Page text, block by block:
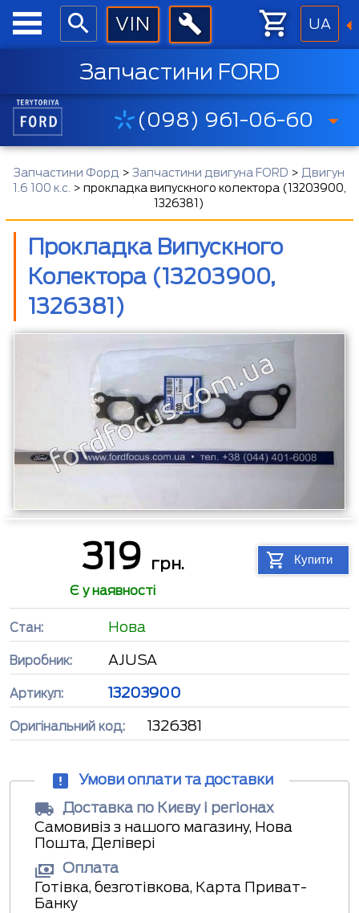
UA
Запчастини FORD
(098) 961-06-60
Запчастини Форд >Запчастини двигуна FORD > Двигун
1.6 100 к.с. > прокладка випускного колектора (13203900,
1326381)
Прокладка Випускного
Колектора (13203900,
1326381)
319 грн. Купити
Є у наявності
Стан: Нова
Виробник: AJUSA
Артикул: 13203900
Оригінальний код: 1326381
Умови оплати та доставки
Доставка по Києву і регіонах
Самовивіз з нашого магазину, Нова
Пошта, Делівері
Оплата
Готівка, безготівкова, Карта Приват-
Банку